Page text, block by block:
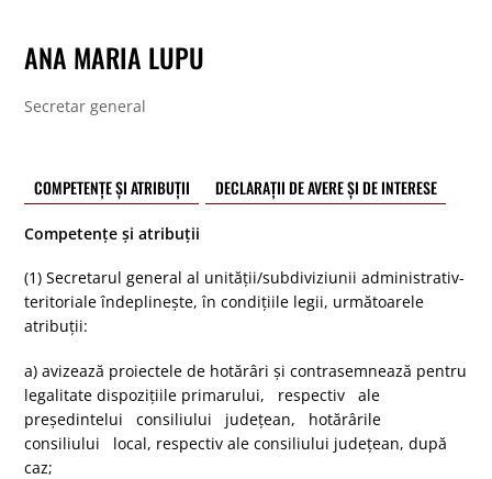
ANA MARIA LUPU
Secretar general
COMPETENȚE ȘI ATRIBUȚII DECLARAȚII DE AVERE ȘI DE INTERESE
Competențe și atribuții
(1) Secretarul general al unităţii/subdiviziunii administrativ-
teritoriale îndeplineşte, în condiţiile legii, următoarele
atribuţii:
a) avizează proiectele de hotărâri şi contrasemnează pentru
legalitate dispoziţiile primarului, respectiv ale
preşedintelui consiliului judeţean, hotărârile
consiliului local, respectiv ale consiliului judeţean, după
caz;